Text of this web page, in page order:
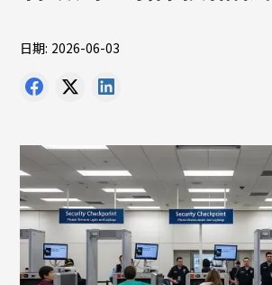
日期: 2026-06-03